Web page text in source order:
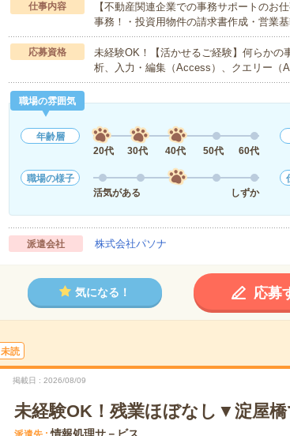
仕事内容
【不動産関連企業での事務サポートのお
事務！・投資用物件の請求書作成・営業
応募資格
未経験OK！【活かせるご経験】何らかの
析、入力・編集（Access）、クエリー（
職場の雰囲気
年齢層
20代
30代 40代 50代 60代
職場の様子
活気がある
しずか
派遣会社 株式会社パソナ
気になる！ 応募
未読
掲載日 2026/08/09
未経験OK！残業ほぼなし▼淀屋橋